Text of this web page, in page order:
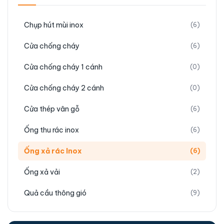
Những ưu điểm nổi bật mà hệ thống ống xả rác inox
Vật liệu inox 304 sở hữu khả năng chống oxy
trong mọi điều kiện. Nhờ đó, toàn bộ hệ
thống đường ống luôn hoạt động ổn định, ít
hỏng hóc và đạt tuổi thọ sử dụng lên tới
hàng chục năm.
Ngăn chặn mùi hôi triệt để lan ra ngoài:
hệ thống ron cao su chuyên dụng giúp chặn
hoàn toàn yên tâm sinh hoạt trong một
Chụp hút mùi inox (6)
Cửa chống cháy (6)
Cửa chống cháy 1 cánh (0)
Cửa chống cháy 2 cánh (0)
Cửa thép vân gỗ (6)
Ống thu rác inox (6)
Ống xả rác Inox (6)
Ống xả vải (2)
Quả cầu thông gió (9)